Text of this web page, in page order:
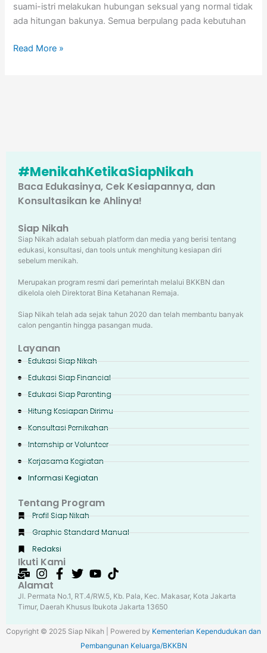
suami-istri melakukan hubungan seksual yang normal tidak
ada hitungan bakunya. Semua berpulang pada kebutuhan
Read More »
#MenikahKetikaSiapNikah
Baca Edukasinya, Cek Kesiapannya, dan
Konsultasikan ke Ahlinya!
Siap Nikah
Siap Nikah adalah sebuah platform dan media yang berisi tentang
edukasi, konsultasi, dan tools untuk menghitung kesiapan diri
sebelum menikah.
Merupakan program resmi dari pemerintah melalui BKKBN dan
dikelola oleh Direktorat Bina Ketahanan Remaja.
Siap Nikah telah ada sejak tahun 2020 dan telah membantu banyak
calon pengantin hingga pasangan muda.
Layanan
Edukasi Siap Nikah
Edukasi Siap Financial
Edukasi Siap Parenting
Hitung Kesiapan Dirimu
Konsultasi Pernikahan
Internship or Volunteer
Kerjasama Kegiatan
Informasi Kegiatan
Tentang Program
Profil Siap Nikah
Graphic Standard Manual
Redaksi
Ikuti Kami
Alamat
Jl. Permata No.1, RT.4/RW.5, Kb. Pala, Kec. Makasar, Kota Jakarta
Timur, Daerah Khusus Ibukota Jakarta 13650
Copyright © 2025 Siap Nikah | Powered by Kementerian Kependudukan dan
Pembangunan Keluarga/BKKBN